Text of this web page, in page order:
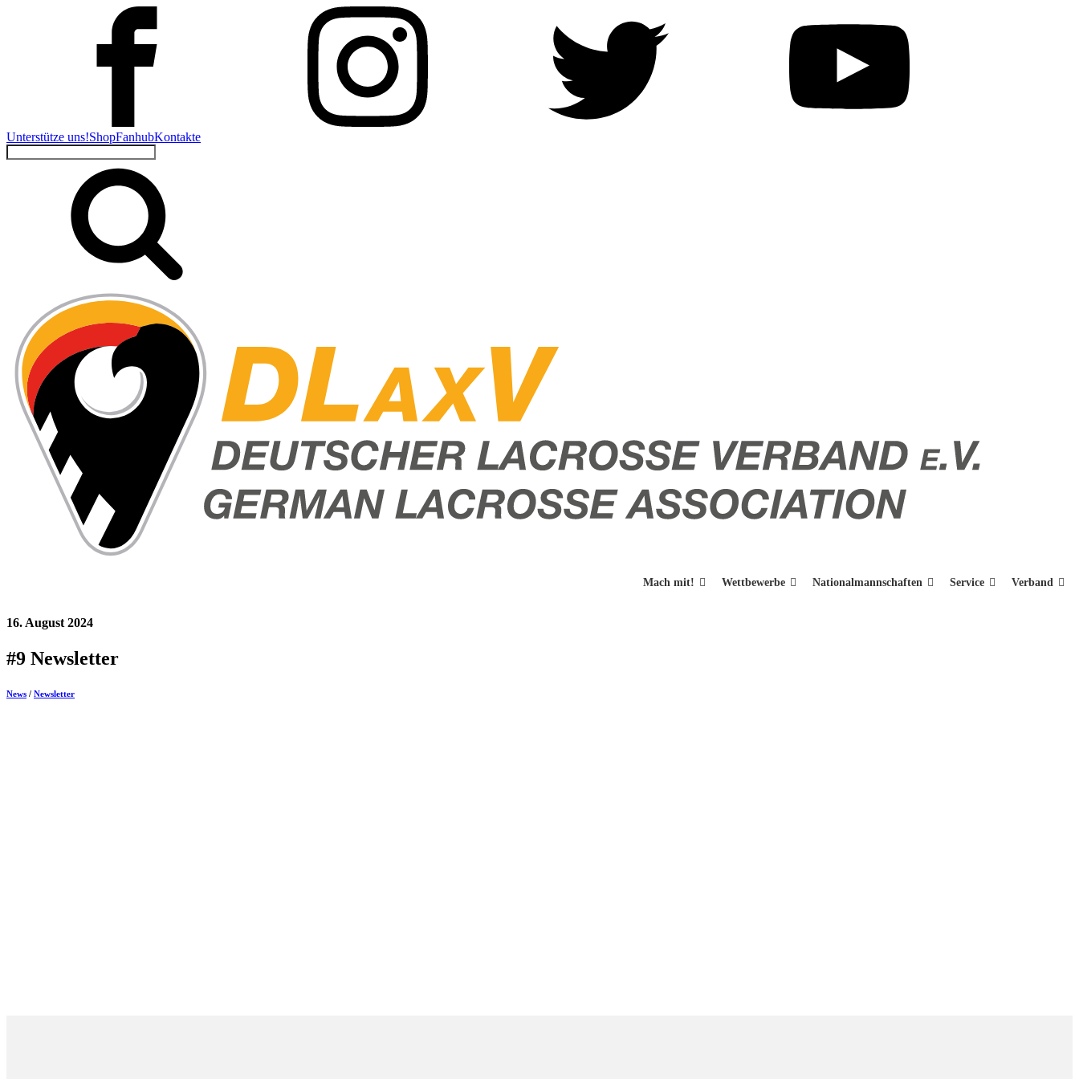
Unterstütze uns!ShopFanhubKontakte
Suchen
Mach mit! Wettbewerbe Nationalmannschaften Service Verband
16. August 2024
#9 Newsletter
News / Newsletter